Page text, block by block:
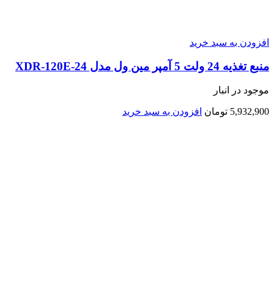
افزودن به سبد خرید
منبع تغذیه 24 ولت 5 آمپر مین ول مدل XDR-120E-24
موجود در انبار
5,932,900 تومان افزودن به سبد خرید